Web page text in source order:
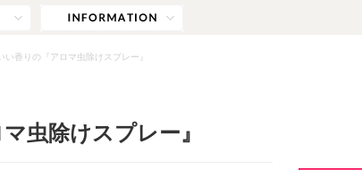
い香りの『アロマ虫除けスプレー』
虫除けスプレー』